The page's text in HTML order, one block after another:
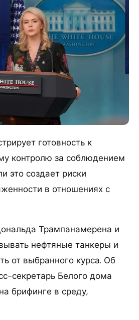
готовность к
контролю за соблюдением
это создает риски
в отношениях с
Трампанамерена и
нефтяные танкеры и
от выбранного курса. Об
секретарь Белого дома
брифинге в среду,